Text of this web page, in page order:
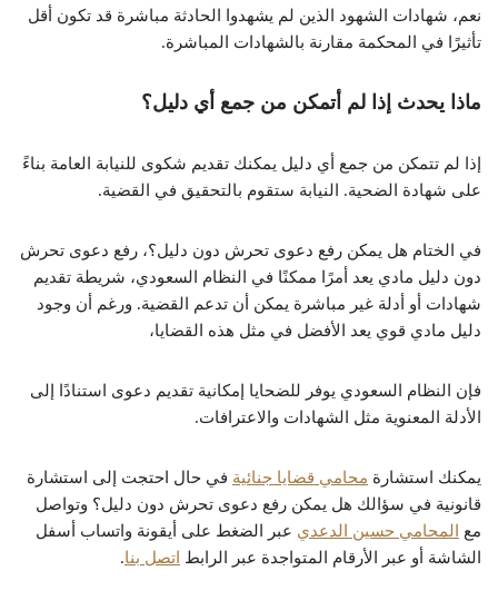
نعم، شهادات الشهود الذين لم يشهدوا الحادثة مباشرة قد تكون أقل
تأثيرًا في المحكمة مقارنة بالشهادات المباشرة.
ماذا يحدث إذا لم أتمكن من جمع أي دليل؟
إذا لم تتمكن من جمع أي دليل يمكنك تقديم شكوى للنيابة العامة بناءً
على شهادة الضحية. النيابة ستقوم بالتحقيق في القضية.
في الختام هل يمكن رفع دعوى تحرش دون دليل؟، رفع دعوى تحرش
دون دليل مادي يعد أمرًا ممكنًا في النظام السعودي، شريطة تقديم
شهادات أو أدلة غير مباشرة يمكن أن تدعم القضية. ورغم أن وجود
دليل مادي قوي يعد الأفضل في مثل هذه القضايا،
فإن النظام السعودي يوفر للضحايا إمكانية تقديم دعوى استنادًا إلى
الأدلة المعنوية مثل الشهادات والاعترافات.
يمكنك استشارة محامي قضايا جنائية في حال احتجت إلى استشارة
قانونية في سؤالك هل يمكن رفع دعوى تحرش دون دليل؟ وتواصل
مع
المحامي حسين الدعدي عبر الضغط على أيقونة واتساب أسفل
الشاشة أو عبر الأرقام المتواجدة عبر الرابط اتصل بنا.